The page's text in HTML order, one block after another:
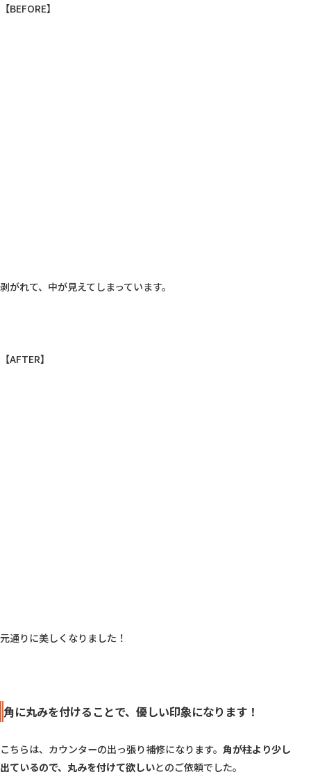
【BEFORE】
剥がれて、中が見えてしまっています。
【AFTER】
元通りに美しくなりました！
角に丸みを付けることで、優しい印象になります！
こちらは、カウンターの出っ張り補修になります。 角が柱より少し
出ているので、丸みを付けて欲しいとのご依頼でした。